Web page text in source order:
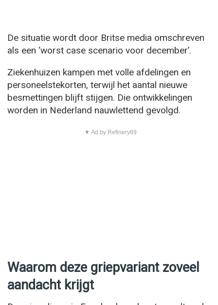
De situatie wordt door Britse media omschreven
als een ‘worst case scenario voor december’.
Ziekenhuizen kampen met volle afdelingen en
personeelstekorten, terwijl het aantal nieuwe
besmettingen blijft stijgen. Die ontwikkelingen
worden in Nederland nauwlettend gevolgd.
▼ Ad by Refinery89
Waarom deze griepvariant zoveel
aandacht krijgt